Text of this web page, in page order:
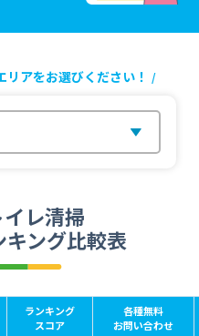
アをお選びください！
レ清掃
ング比較表
ランキング
スコア
各種無料
お問い合わせ